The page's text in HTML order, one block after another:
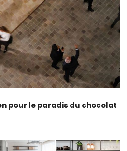
pour le paradis du chocolat